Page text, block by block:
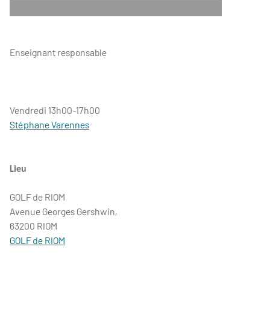
Enseignant responsable
Vendredi 13h00-17h00
Stéphane Varennes
Lieu
GOLF de RIOM
Avenue Georges Gershwin,
63200 RIOM
GOLF de RIOM